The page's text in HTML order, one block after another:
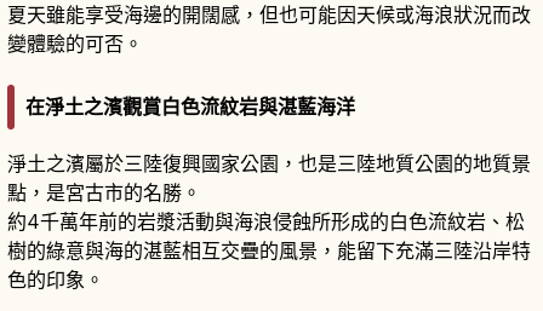
夏天雖能享受海邊的開闊感，但也可能因天候或海浪狀況而改
變體驗的可否。
在淨土之濱觀賞白色流紋岩與湛藍海洋
淨土之濱屬於三陸復興國家公園，也是三陸地質公園的地質景
點，是宮古市的名勝。
約4千萬年前的岩漿活動與海浪侵蝕所形成的白色流紋岩、松
樹的綠意與海的湛藍相互交疊的風景，能留下充滿三陸沿岸特
色的印象。
岩手・淨土之濱攻略｜白色岩壁與碧藍大海交織